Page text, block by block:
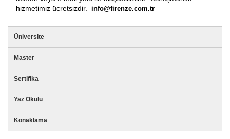
hizmetimiz ücretsizdir. info@firenze.com.tr
Üniversite
Master
Sertifika
Yaz Okulu
Konaklama